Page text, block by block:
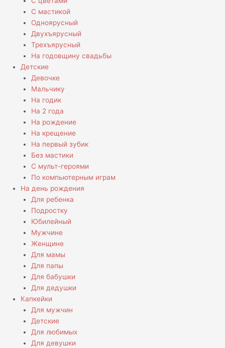
С мастикой
Одноярусный
Двухъярусный
Трехъярусный
На годовщину свадьбы
Детские
Девочке
Мальчику
На годик
На 2 года
На рождение
На крещение
На первый зубик
Без мастики
С мульт-героями
По компьютерным играм
На день рождения
Для ребенка
Подростку
Юбилейный
Мужчине
Женщине
Для мамы
Для папы
Для бабушки
Для дедушки
Капкейки
Для мужчин
Детские
Для любимых
Для девушки